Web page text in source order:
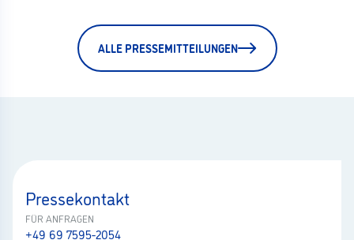
ALLE PRESSEMITTEILUNGEN
Pressekontakt
FÜR ANFRAGEN
+49 69 7595-2054